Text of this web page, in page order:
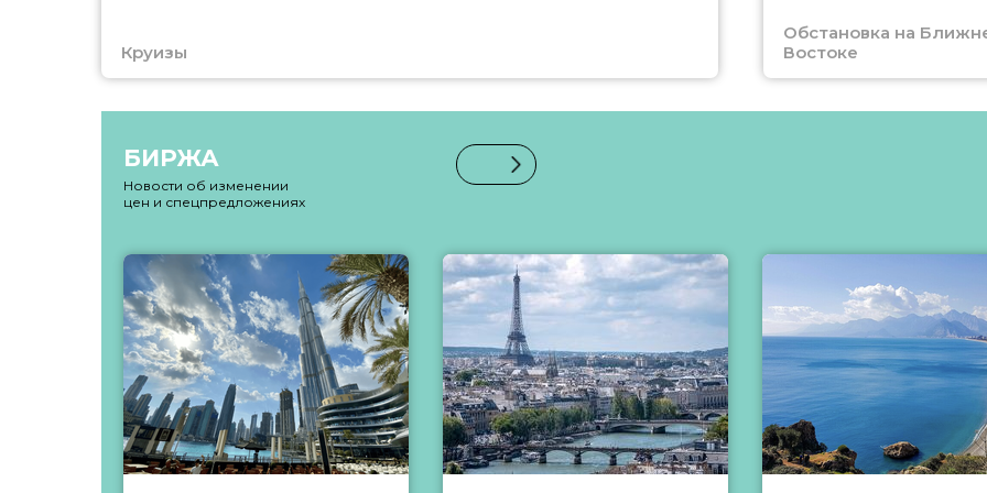
Круизы
Обстановка на
Востоке
БИРЖА
Новости об изменении
цен и спецпредложениях